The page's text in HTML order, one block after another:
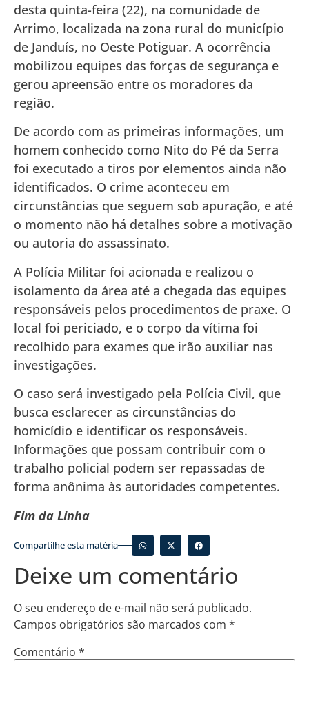
desta quinta-feira (22), na comunidade de
Arrimo, localizada na zona rural do município
de Janduís, no Oeste Potiguar. A ocorrência
mobilizou equipes das forças de segurança e
gerou apreensão entre os moradores da
região.
De acordo com as primeiras informações, um
homem conhecido como Nito do Pé da Serra
foi executado a tiros por elementos ainda não
identificados. O crime aconteceu em
circunstâncias que seguem sob apuração, e até
o momento não há detalhes sobre a motivação
ou autoria do assassinato.
A Polícia Militar foi acionada e realizou o
isolamento da área até a chegada das equipes
responsáveis pelos procedimentos de praxe. O
local foi periciado, e o corpo da vítima foi
recolhido para exames que irão auxiliar nas
investigações.
O caso será investigado pela Polícia Civil, que
busca esclarecer as circunstâncias do
homicídio e identificar os responsáveis.
Informações que possam contribuir com o
trabalho policial podem ser repassadas de
forma anônima às autoridades competentes.
Fim da Linha
Compartilhe esta matéria
Deixe um comentário
O seu endereço de e-mail não será publicado.
Campos obrigatórios são marcados com *
Comentário *